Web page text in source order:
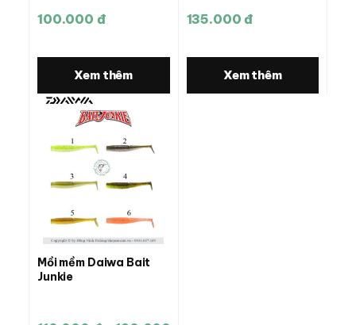
100.000 đ
Xem thêm
135.000 đ
Xem thêm
Mồi mềm Daiwa Bait
Junkie